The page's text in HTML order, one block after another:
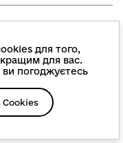
фінансів
військової
для того,
для вас.
погоджуєтесь
Cookies